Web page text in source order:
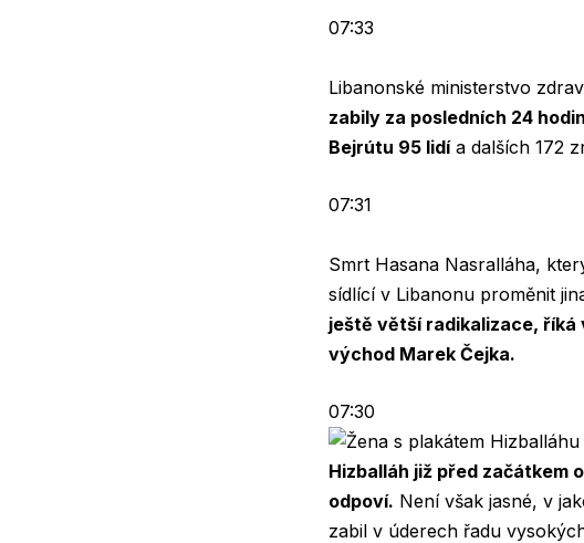
07:33
Libanonské ministerstvo
zabily za posledních 24
Bejrútu 95 lidía dalších 172
07:31
Smrt Hasana Nasralláha,
sídlící v Libanonu proměnit
ještě větší radikalizace, říká
východ Marek Čejka.
07:30
Hizballáh již před začátkem
odpoví. Není však jasné, v
zabil v úderech řadu